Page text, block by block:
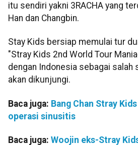
itu sendiri yakni 3RACHA yang
Han dan Changbin.
Stay Kids bersiap memulai tur
"Stray Kids 2nd World Tour
dengan Indonesia sebagai salah
akan dikunjungi.
Baca juga: Bang Chan Stray
operasi sinusitis
Baca juga: Woojin eks-Stray